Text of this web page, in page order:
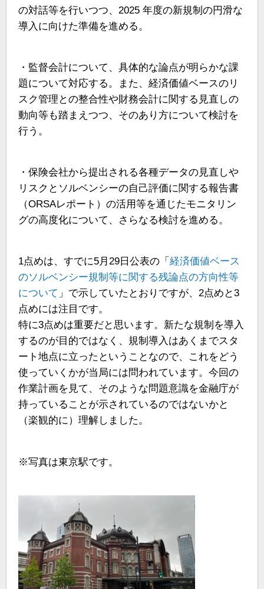
の対話等を行いつつ、2025 年度の新規制の円滑な
導入に向けた準備を進める。
・監督会計について、具体的な論点が明らかな課
題について対応する。また、経済価値ベースのリ
スク管理との整合性や財務会計に関する見直しの
動向等も踏まえつつ、そのあり方について検討を
行う。
・保険会社から提出される各種データの見直しや
リスクとソルベンシーの自己評価に関する報告書
（ORSAレポート）の活用等を通じたモニタリン
グの高度化について、さらなる検討を進める。
1点めは、すでに5月29日公表の「 経済価値ベース
のソルベンシー規制等に関する残論点の方向性等
について 」で示していたとおりですが、2点めと3
点めには注目です。
特に3点めは重要だと思います。新たな規制を導入
するのが目的ではなく、規制導入はあくまでスタ
ート地点に立ったということなので、これをどう
使っていくかが当局には問われています。今回の
作業計画を見て、そのような問題意識を金融庁が
持っていることが示されているのではないかと
（楽観的に）理解しました。
※写真は東京駅です。